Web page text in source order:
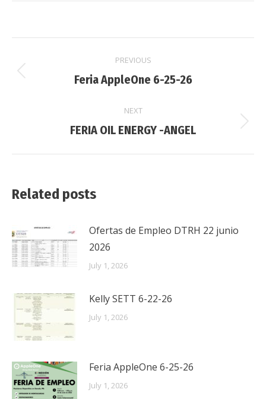
navigation
PREVIOUS
Previous
Feria AppleOne 6-25-26
NEXT
Next
FERIA OIL ENERGY -ANGEL
Related posts
Ofertas de Empleo DTRH 22 junio
2026
July 1, 2026
Kelly SETT 6-22-26
July 1, 2026
Feria AppleOne 6-25-26
July 1, 2026